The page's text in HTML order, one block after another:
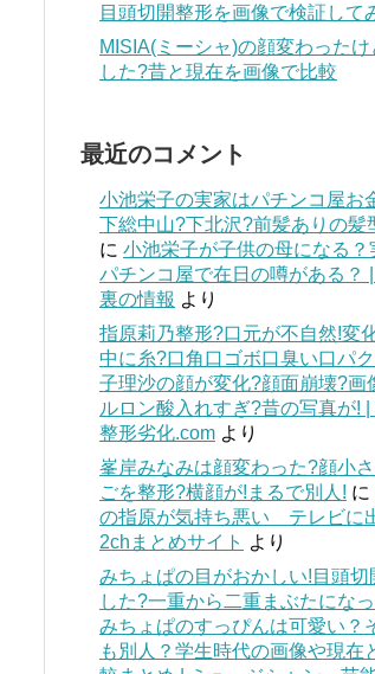
目頭切開整形を画像で検証して
MISIA(ミーシャ)の顔変わった
した?昔と現在を画像で比較
最近のコメント
小池栄子の実家はパチンコ屋お
下総中山?下北沢?前髪ありの髪
に 小池栄子が子供の母になる？
パチンコ屋で在日の噂がある？
裏の情報 より
指原莉乃整形?口元が不自然!変
中に糸?口角口ゴボ口臭い口パ
子理沙の顔が変化?顔面崩壊?画
ルロン酸入れすぎ?昔の写真が! |
整形劣化.com より
峯岸みなみは顔変わった?顔小
ごを整形?横顔が!まるで別人! に
の指原が気持ち悪い テレビに
2chまとめサイト より
みちょぱの目がおかしい!目頭切
した?一重から二重まぶたにな
みちょぱのすっぴんは可愛い？
も別人？学生時代の画像や現在